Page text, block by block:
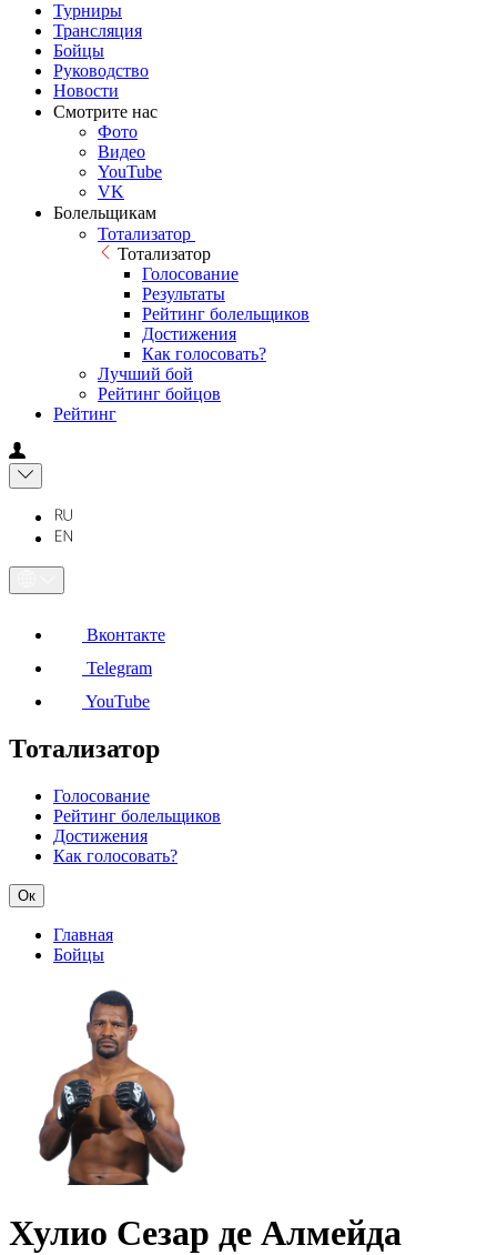
Турниры
Трансляция
Бойцы
Руководство
Новости
Смотрите нас
Фото
Видео
YouTube
VK
Болельщикам
Тотализатор
Тотализатор
Голосование
Результаты
Рейтинг болельщиков
Достижения
Как голосовать?
Лучший бой
Рейтинг бойцов
Рейтинг
Вконтакте
Telegram
YouTube
Тотализатор
Голосование
Рейтинг болельщиков
Достижения
Как голосовать?
Ок
Главная
Бойцы
Хулио Сезар де Алмейда